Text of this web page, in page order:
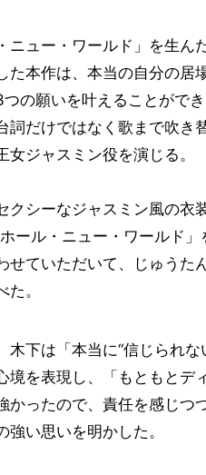
ニュー・ワールド」を生ん
た本作は、本当の自分の
の願いを叶えることがで
詞だけではなく歌まで吹き
ジャスミン役を演じる。
クシーなジャスミン風の衣
ール・ニュー・ワールド
せていただいて、じゅうた
。
木下は「本当に“信じられ
境を表現し、「もともとデ
かったので、責任を感じつ
い思いを明かした。